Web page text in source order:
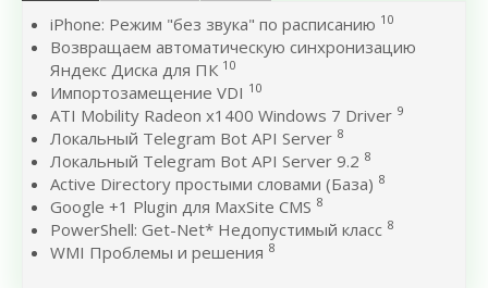
iPhone: Режим "без звука" по расписанию 10
Возвращаем автоматическую синхронизацию
Яндекс Диска для ПК 10
Импортозамещение VDI 10
ATI Mobility Radeon x1400 Windows 7 Driver 9
Локальный Telegram Bot API Server 8
Локальный Telegram Bot API Server 9.2 8
Active Directory простыми словами (База) 8
Google +1 Plugin для MaxSite CMS 8
PowerShell: Get-Net* Недопустимый класс 8
WMI Проблемы и решения 8